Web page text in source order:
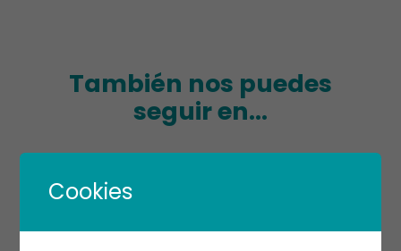
También nos puedes
seguir en...
Cookies